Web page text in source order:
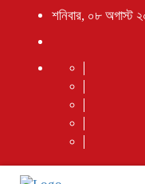
শনিবার, ০৮ অগাস্ট